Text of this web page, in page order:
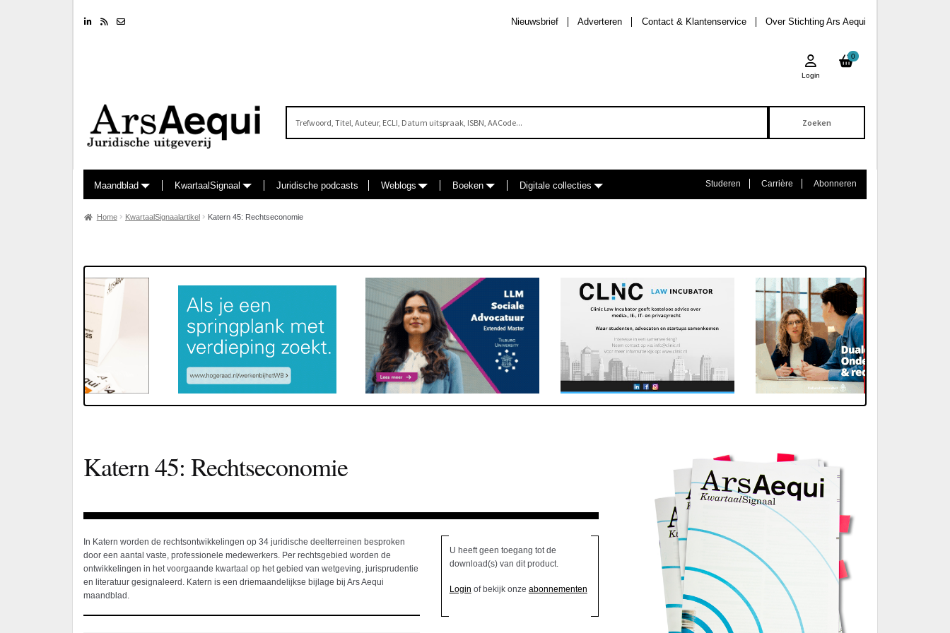
LinkedinRSS feed Over Stichting Ars Aequi
Contact & Klantenservice
Adverteren
Nieuwsbrief
0
Login
Maandblad KwartaalSignaal Juridische podcasts Weblogs Boeken Digitale collecties Studeren Carrière Abonneren
Home KwartaalSignaalartikel Katern 45: Rechtseconomie
Katern 45: Rechtseconomie
In Katern worden de rechtsontwikkelingen op 34 juridische deelterreinen besproken
door een aantal vaste, professionele medewerkers. Per rechtsgebied worden de
ontwikkelingen in het voorgaande kwartaal op het gebied van wetgeving, jurisprudentie
en literatuur gesignaleerd. Katern is een driemaandelijkse bijlage bij Ars Aequi
maandblad.
U heeft geen toegang tot de
download(s) van dit product.
Login of bekijk onze abonnementen